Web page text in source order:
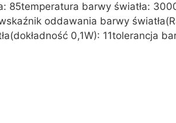
85temperatura barwy światła:
oddawania barwy
0,1W): 11tolerancja